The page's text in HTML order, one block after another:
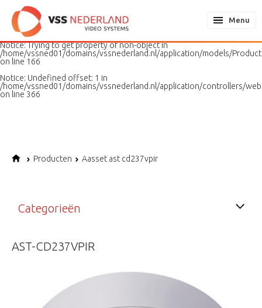
Notice: Undefined variable: page in
/home/vssned01/domains/vssnederland.nl/application/models/
on line
187
Notice: Trying to get property of non-object in
/home/vssned01/domains/vssnederland.nl/application/models/
on line 166
Notice: Undefined offset: 1 in
/home/vssned01/domains/vssnederland.nl/application/controllers/
on line 366
Menu
Producten Aasset ast cd237vpir
Categorieën
AST-CD237VPIR